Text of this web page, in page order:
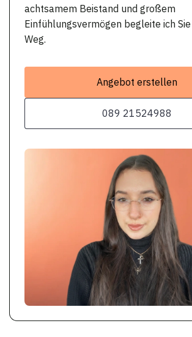
achtsamem Beistand und großem
Einfühlungsvermögen begleite ich
Weg.
Angebot erstellen
089 21524988